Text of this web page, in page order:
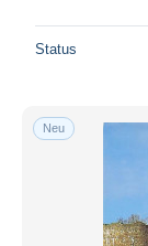
Status
Neu